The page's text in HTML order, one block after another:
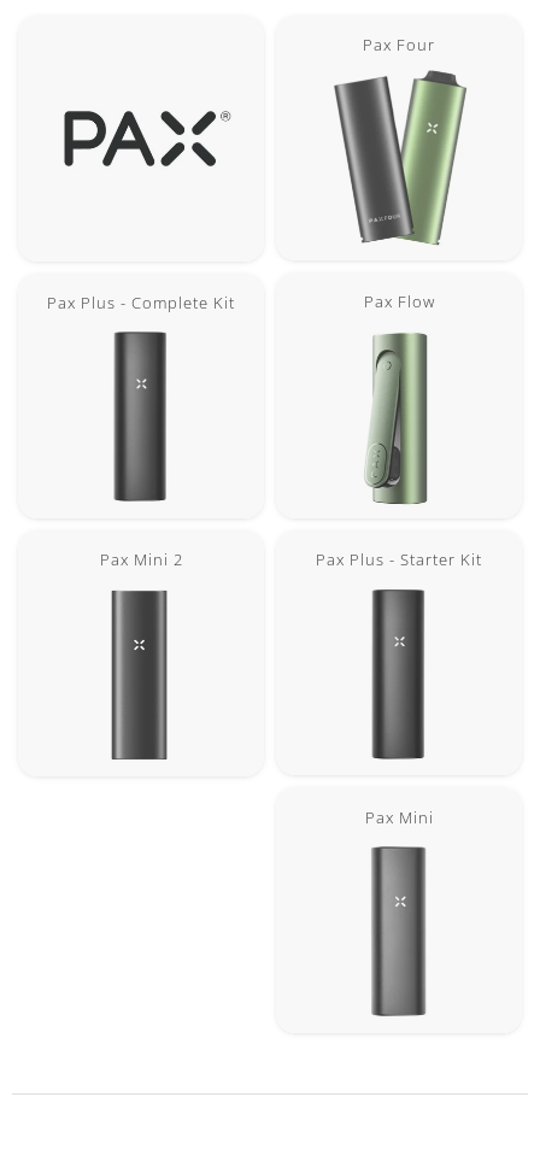
Pax Four
Pax Flow
Pax Plus - Complete Kit
Pax Plus - Starter Kit
Pax Mini 2
Pax Mini